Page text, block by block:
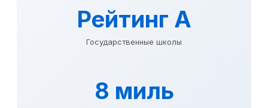
Рейтинг A
Государственные школы
8 миль